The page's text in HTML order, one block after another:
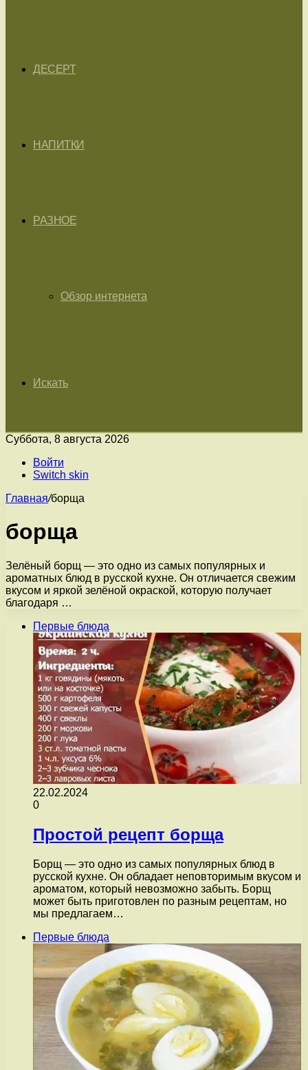
ДЕСЕРТ
НАПИТКИ
РАЗНОЕ
Обзор интернета
Искать
Суббота, 8 августа 2026
Войти
Switch skin
Главная/борща
борща
Зелёный борщ — это одно из самых популярных и
ароматных блюд в русской кухне. Он отличается свежим
вкусом и яркой зелёной окраской, которую получает
благодаря …
Первые блюда
22.02.2024
0
Простой рецепт борща
Борщ — это одно из самых популярных блюд в
русской кухне. Он обладает неповторимым вкусом и
ароматом, который невозможно забыть. Борщ
может быть приготовлен по разным рецептам, но
мы предлагаем…
Первые блюда